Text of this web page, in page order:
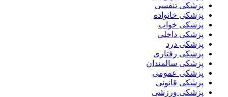
پزشکی تنفسی
پزشکی خانواده
پزشکی خواب
پزشکی داخلی
پزشکی درد
پزشکی رفتاری
پزشکی سالمندان
پزشکی عمومی
پزشکی قانونی
پزشکی ورزشی